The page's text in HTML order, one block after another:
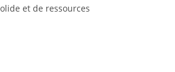
et de ressources